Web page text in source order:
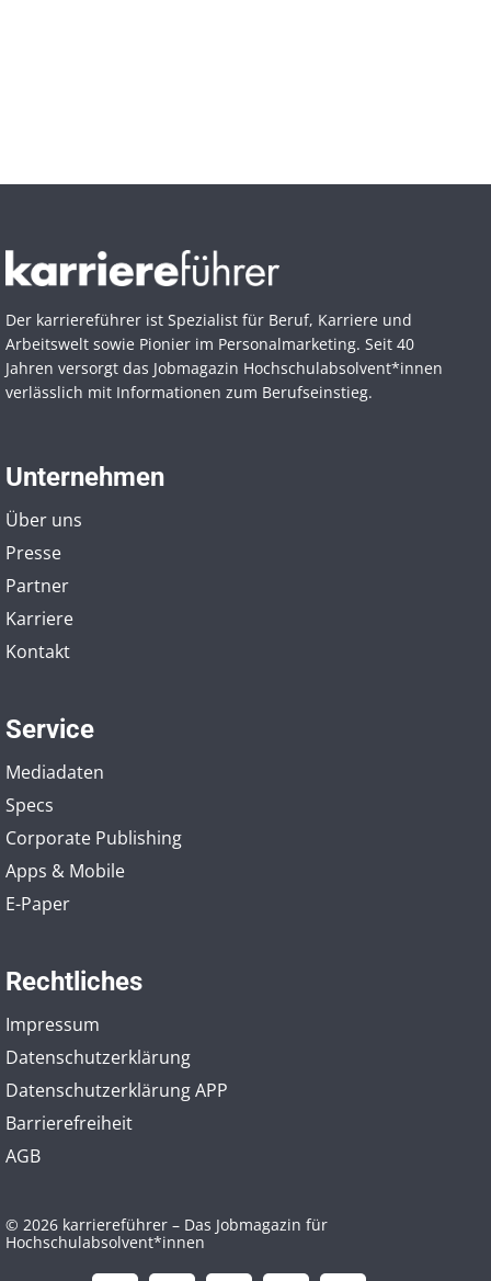
Der karriereführer ist Spezialist für Beruf, Karriere und
Arbeitswelt sowie Pionier im Personal­marketing. Seit 40
Jahren versorgt das Jobmagazin Hochschul­absolvent*innen
verlässlich mit Informationen zum Berufseinstieg.
Unternehmen
Über uns
Presse
Partner
Karriere
Kontakt
Service
Mediadaten
Specs
Corporate Publishing
Apps & Mobile
E-Paper
Rechtliches
Impressum
Datenschutzerklärung
Datenschutzerklärung APP
Barrierefreiheit
AGB
© 2026 karriereführer – Das Jobmagazin für
Hochschulabsolvent*innen